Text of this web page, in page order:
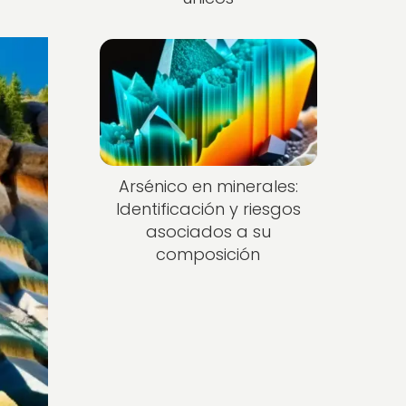
Arsénico en minerales:
Identificación y riesgos
asociados a su
composición